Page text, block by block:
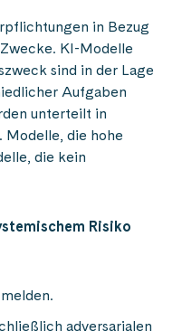
in Bezug
KI-Modelle
sind in der Lage
Aufgaben
unterteilt in
Modelle, die hohe
die kein
Risiko
adversarialen